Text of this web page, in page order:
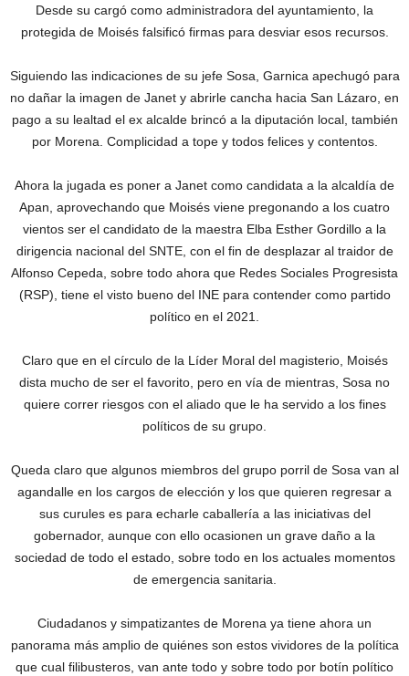
Desde su cargó como administradora del ayuntamiento, la
protegida de Moisés falsificó firmas para desviar esos recursos.
Siguiendo las indicaciones de su jefe Sosa, Garnica apechugó para
no dañar la imagen de Janet y abrirle cancha hacia San Lázaro, en
pago a su lealtad el ex alcalde brincó a la diputación local, también
por Morena. Complicidad a tope y todos felices y contentos.
Ahora la jugada es poner a Janet como candidata a la alcaldía de
Apan, aprovechando que Moisés viene pregonando a los cuatro
vientos ser el candidato de la maestra Elba Esther Gordillo a la
dirigencia nacional del SNTE, con el fin de desplazar al traidor de
Alfonso Cepeda, sobre todo ahora que Redes Sociales Progresista
(RSP), tiene el visto bueno del INE para contender como partido
político en el 2021.
Claro que en el círculo de la Líder Moral del magisterio, Moisés
dista mucho de ser el favorito, pero en vía de mientras, Sosa no
quiere correr riesgos con el aliado que le ha servido a los fines
políticos de su grupo.
Queda claro que algunos miembros del grupo porril de Sosa van al
agandalle en los cargos de elección y los que quieren regresar a
sus curules es para echarle caballería a las iniciativas del
gobernador, aunque con ello ocasionen un grave daño a la
sociedad de todo el estado, sobre todo en los actuales momentos
de emergencia sanitaria.
Ciudadanos y simpatizantes de Morena ya tiene ahora un
panorama más amplio de quiénes son estos vividores de la política
que cual filibusteros, van ante todo y sobre todo por botín político